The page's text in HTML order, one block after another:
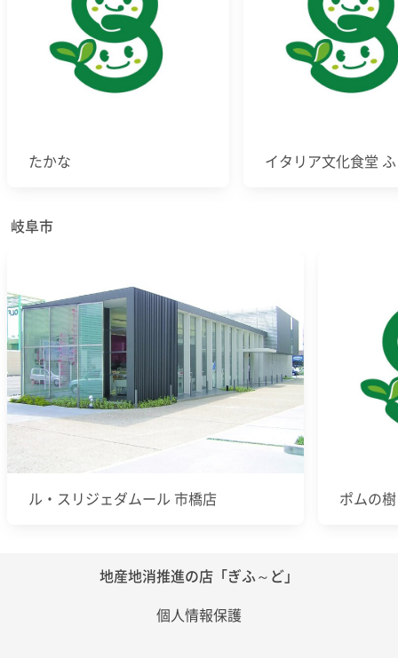
たかな イタリア文化食堂
岐阜市
ル・スリジェダムール 市橋店 ポムの
地産地消推進の店「ぎふ～ど」
個人情報保護